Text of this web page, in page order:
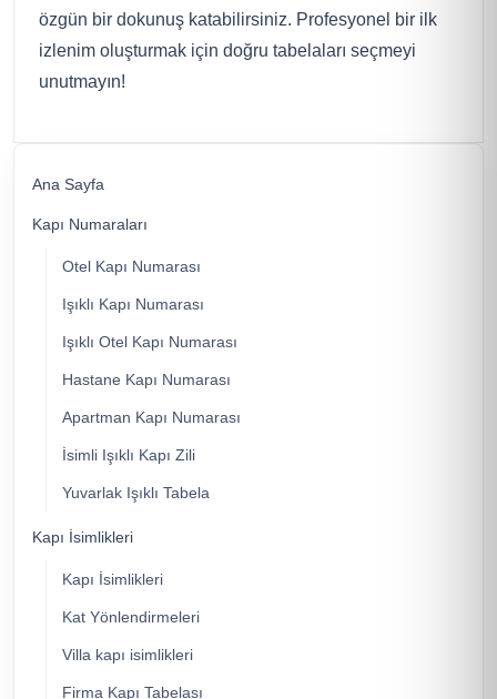
Ana Sayfa
Kapı Numaraları
Otel Kapı Numarası
Işıklı Kapı Numarası
Işıklı Otel Kapı Numarası
Hastane Kapı Numarası
Apartman Kapı Numarası
İsimli Işıklı Kapı Zili
Yuvarlak Işıklı Tabela
Kapı İsimlikleri
Kapı İsimlikleri
Kat Yönlendirmeleri
Villa kapı isimlikleri
Firma Kapı Tabelası
özgün bir dokunuş katabilirsiniz. Profesyonel bir ilk
izlenim oluşturmak için doğru tabelaları seçmeyi
unutmayın!